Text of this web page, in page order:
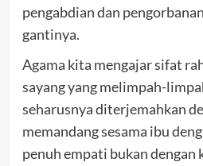
pengabdian dan
gantinya.
Agama kita mengajar sifat
sayang yang melimpah-
seharusnya diterjemahkan
memandang sesama ibu
penuh empati bukan dengan